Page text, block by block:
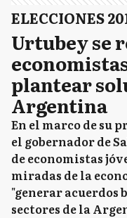
ELECCIONES
Urtubey se
plantear
Argentina
En el marco de su
el gobernador de
de economistas
miradas de la
"generar acuerdos
sectores de la